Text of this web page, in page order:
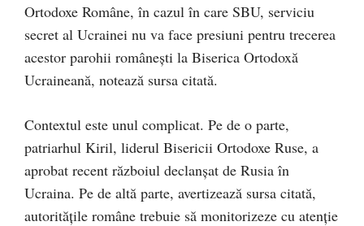
Ortodoxe Române, în cazul în care SBU, serviciu
secret al Ucrainei nu va face presiuni pentru trecerea
acestor parohii românești la Biserica Ortodoxă
Ucraineană, notează sursa citată.
Contextul este unul complicat. Pe de o parte,
patriarhul Kiril, liderul Bisericii Ortodoxe Ruse, a
aprobat recent războiul declanșat de Rusia în
Ucraina. Pe de altă parte, avertizează sursa citată,
autoritățile române trebuie să monitorizeze cu atenție